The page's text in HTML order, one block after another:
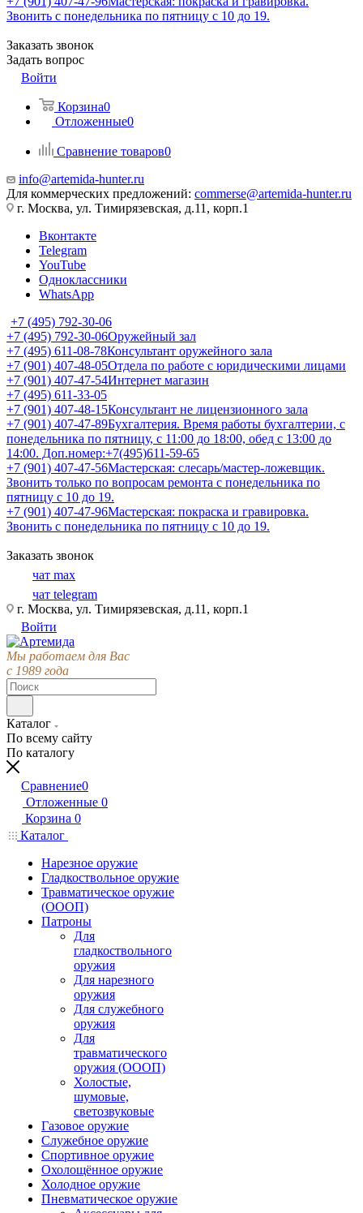
Звонить с понедельника по пятницу с 10 до 19.
Заказать звонок
Задать вопрос
Войти
Корзина0
Отложенные0
Сравнение товаров0
info@artemida-hunter.ru
Для коммерческих предложений: commerse@artemida-hunter.ru
г. Москва, ул. Тимирязевская, д.11, корп.1
Вконтакте
Telegram
YouTube
Одноклассники
WhatsApp
+7 (495) 792-30-06
+7 (495) 792-30-06Оружейный зал
+7 (495) 611-08-78Консультант оружейного зала
+7 (901) 407-48-05Отдела по работе с юридическими лицами
+7 (901) 407-47-54Интернет магазин
+7 (495) 611-33-05
+7 (901) 407-48-15Консультант не лицензионного зала
+7 (901) 407-47-89Бухгалтерия. Время работы бухгалтерии, с
понедельника по пятницу, с 11:00 до 18:00, обед с 13:00 до
14:00. Доп.номер:+7(495)611-59-65
+7 (901) 407-47-56Мастерская: слесарь/мастер-ложевщик.
Звонить только по вопросам ремонта с понедельника по
пятницу с 10 до 19.
+7 (901) 407-47-96Мастерская: покраска и гравировка.
Звонить с понедельника по пятницу с 10 до 19.
Заказать звонок
чат max
чат telegram
г. Москва, ул. Тимирязевская, д.11, корп.1
Войти
Мы работаем для Вас
с 1989 года
Каталог
По всему сайту
По каталогу
Сравнение0
Отложенные 0
Корзина 0
Каталог
Нарезное оружие
Гладкоствольное оружие
Травматическое оружие
(ОООП)
Патроны
Для
гладкоствольного
оружия
Для нарезного
оружия
Для служебного
оружия
Для
травматического
оружия (ОООП)
Холостые,
шумовые,
светозвуковые
Газовое оружие
Служебное оружие
Спортивное оружие
Охолощённое оружие
Холодное оружие
Пневматическое оружие